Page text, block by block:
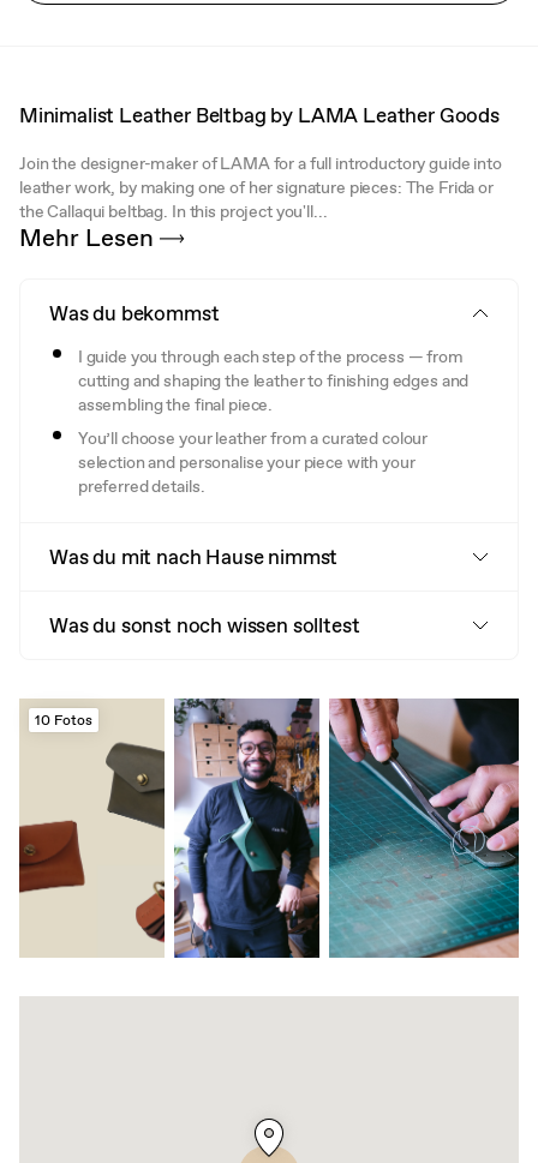
Minimalist Leather Beltbag by LAMA Leather Goods
Join the designer-maker of LAMA for a full introductory guide into
leather work, by making one of her signature pieces: The Frida or
the Callaqui beltbag. In this project you'll...
Mehr Lesen
Was du bekommst
I guide you through each step of the process — from
cutting and shaping the leather to finishing edges and
assembling the final piece.
You’ll choose your leather from a curated colour
selection and personalise your piece with your
preferred details.
Was du mit nach Hause nimmst
Was du sonst noch wissen solltest
10 Fotos